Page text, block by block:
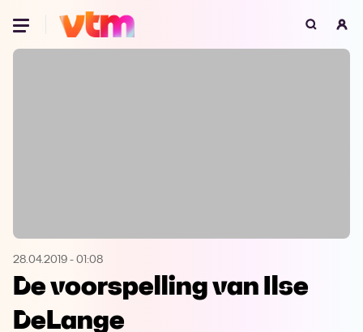
Oeps, browser niet ondersteund
Microsoft Edge Download
Opera
28.04.2019 - 01:08
De voorspelling van Ilse
DeLange